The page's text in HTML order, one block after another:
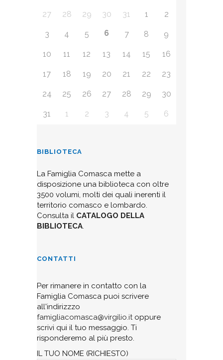
27 28 29 30 31 1 2
3 4 5 6 7 8 9
10 11 12 13 14 15 16
17 18 19 20 21 22 23
24 25 26 27 28 29 30
31 1 2 3 4 5 6
BIBLIOTECA
La Famiglia Comasca mette a
disposizione una biblioteca con oltre
3500 volumi, molti dei quali inerenti il
territorio comasco e lombardo.
Consulta il CATALOGO DELLA
BIBLIOTECA.
CONTATTI
Per rimanere in contatto con la
Famiglia Comasca puoi scrivere
all'indirizzzo
famigliacomasca@virgilio.itoppure
scrivi qui il tuo messaggio. Ti
risponderemo al più presto.
IL TUO NOME (RICHIESTO)